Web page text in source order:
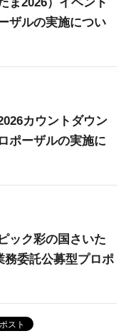
ザルの実施につい
カウントダウン
ポーザルの実施に
ック彩の国さいた
務委託公募型プロポ